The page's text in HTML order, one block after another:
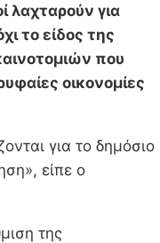
λαχταρούν για
το είδος της
που
οικονομίες
για το δημόσιο
είπε ο
της